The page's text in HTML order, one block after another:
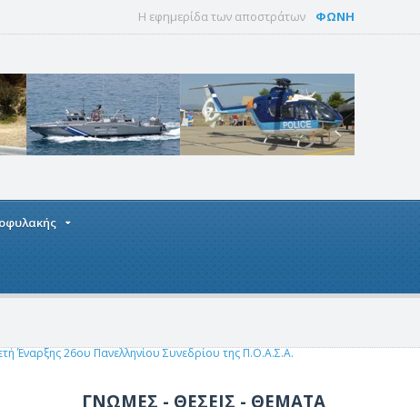
Η εφημερίδα των αποστράτων ΦΩΝΗ
Έναρξης 26ου Πανελληνίου Συνεδρίου της Π.Ο.Α.Σ.Α.
ΓΝΩΜΕΣ - ΘΕΣΕΙΣ - ΘΕΜΑΤΑ